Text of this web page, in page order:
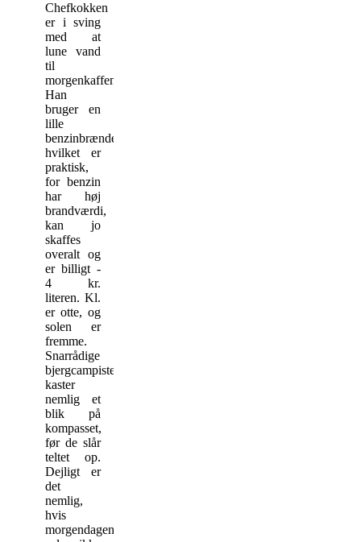
Chefkokken
er i sving
med at
lune vand
til
morgenkaffen.
Han
bruger en
lille
benzinbrænder,
hvilket er
praktisk,
for benzin
har høj
brandværdi,
kan jo
skaffes
overalt og
er billigt -
4 kr.
literen. Kl.
er otte, og
solen er
fremme.
Snarrådige
bjergcampister
kaster
nemlig et
blik på
kompasset,
før de slår
teltet op.
Dejligt er
det
nemlig,
hvis
morgendagens